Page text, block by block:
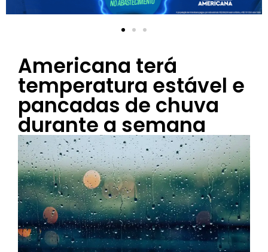
Americana terá
temperatura estável e
pancadas de chuva
durante a semana